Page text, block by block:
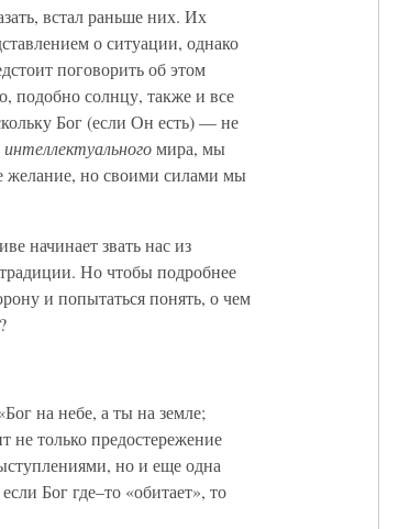
встал раньше них. Их
о ситуации, однако
поговорить об этом
подобно солнцу, также и все
Бог (если Он есть) — не
интеллектуальногомира, мы
желание, но своими силами мы
начинает звать нас из
Но чтобы подробнее
и попытаться понять, о чем
на небе, а ты на земле;
не только предостережение
но и еще одна
Бог где–то «обитает», то